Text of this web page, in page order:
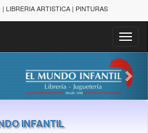
LIBRERIA ARTISTICA | PINTURAS
INFANTIL